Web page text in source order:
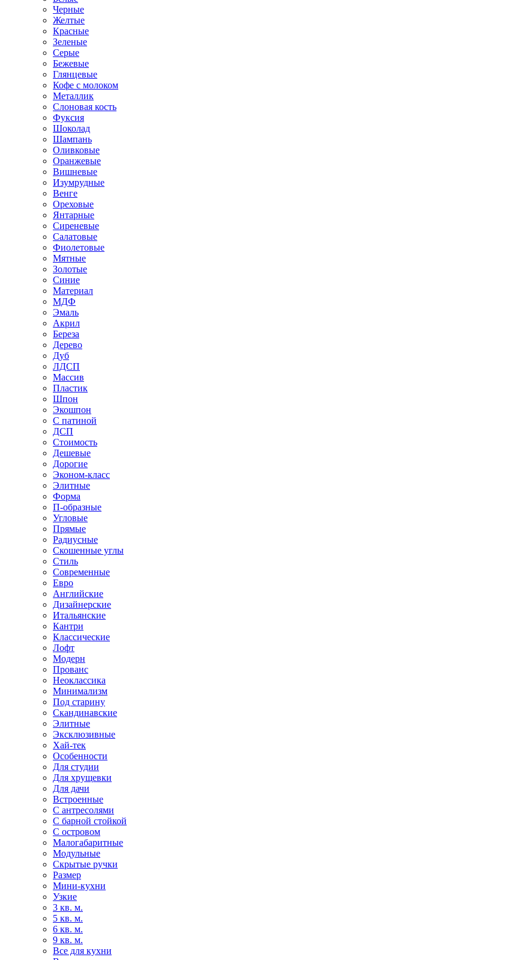
Черные
Желтые
Красные
Зеленые
Серые
Бежевые
Глянцевые
Кофе с молоком
Металлик
Слоновая кость
Фуксия
Шоколад
Шампань
Оливковые
Оранжевые
Вишневые
Изумрудные
Венге
Ореховые
Янтарные
Сиреневые
Салатовые
Фиолетовые
Мятные
Золотые
Синие
Материал
МДФ
Эмаль
Акрил
Береза
Дерево
Дуб
ЛДСП
Массив
Пластик
Шпон
Экошпон
С патиной
ДСП
Стоимость
Дешевые
Дорогие
Эконом-класс
Элитные
Форма
П-образные
Угловые
Прямые
Радиусные
Скошенные углы
Стиль
Современные
Евро
Английские
Дизайнерские
Итальянские
Кантри
Классические
Лофт
Модерн
Прованс
Неоклассика
Минимализм
Под старину
Скандинавские
Элитные
Эксклюзивные
Хай-тек
Особенности
Для студии
Для хрущевки
Для дачи
Встроенные
С антресолями
С барной стойкой
С островом
Малогабаритные
Модульные
Скрытые ручки
Размер
Мини-кухни
Узкие
3 кв. м.
5 кв. м.
6 кв. м.
9 кв. м.
Все для кухни